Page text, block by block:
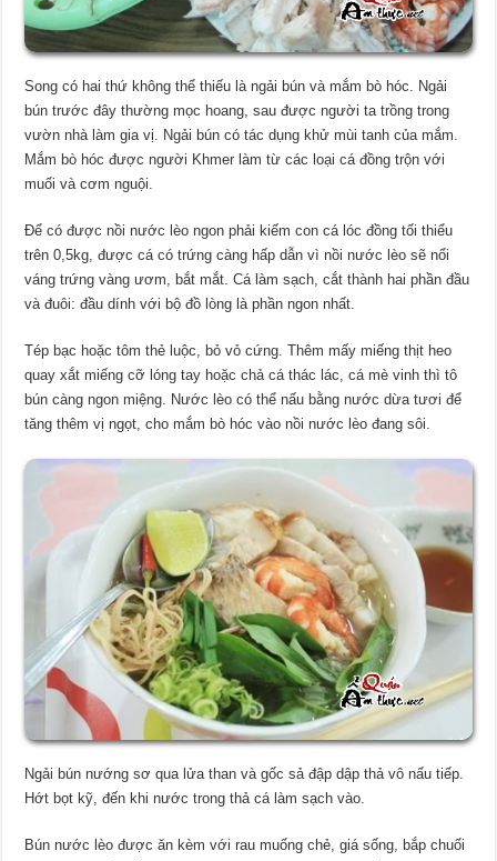
Song có hai thứ không thể thiếu là ngải bún và mắm bò hóc. Ngải
bún trước đây thường mọc hoang, sau được người ta trồng trong
vườn nhà làm gia vị. Ngải bún có tác dụng khử mùi tanh của mắm.
Mắm bò hóc được người Khmer làm từ các loại cá đồng trộn với
muối và cơm nguội.
Để có được nồi nước lèo ngon phải kiếm con cá lóc đồng tối thiểu
trên 0,5kg, được cá có trứng càng hấp dẫn vì nồi nước lèo sẽ nổi
váng trứng vàng ươm, bắt mắt. Cá làm sạch, cắt thành hai phần đầu
và đuôi: đầu dính với bộ đồ lòng là phần ngon nhất.
Tép bạc hoặc tôm thẻ luộc, bỏ vỏ cứng. Thêm mấy miếng thịt heo
quay xắt miếng cỡ lóng tay hoặc chả cá thác lác, cá mè vinh thì tô
bún càng ngon miệng. Nước lèo có thể nấu bằng nước dừa tươi để
tăng thêm vị ngọt, cho mắm bò hóc vào nồi nước lèo đang sôi.
Ngải bún nướng sơ qua lửa than và gốc sả đập dập thả vô nấu tiếp.
Hớt bọt kỹ, đến khi nước trong thả cá làm sạch vào.
Bún nước lèo được ăn kèm với rau muống chẻ, giá sống, bắp chuối